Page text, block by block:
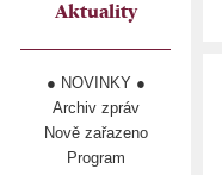
Aktuality
● NOVINKY ●
Archiv zpráv
Nově zařazeno
Program